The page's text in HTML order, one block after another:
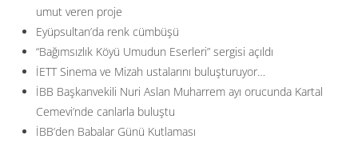
umut veren proje
Eyüpsultan’da renk cümbüşü
“Bağımsızlık Köyü Umudun Eserleri” sergisi açıldı
İETT Sinema ve Mizah ustalarını buluşturuyor…
İBB Başkanvekili Nuri Aslan Muharrem ayı orucunda Kartal
Cemevi’nde canlarla buluştu
İBB’den Babalar Günü Kutlaması